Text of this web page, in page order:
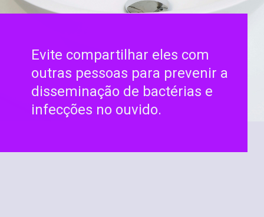
Evite compartilhar eles com
outras pessoas para prevenir a
disseminação de bactérias e
infecções no ouvido.